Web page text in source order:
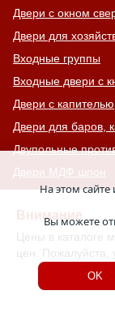
Внимание
Цены в каталоге
цен. Пожалуйста,
Двери с окном
Двери для
Входные группы
Входные двери с
Двери с капителью
Двери для баров,
Двупольные
Двери МДФ шпон
Двери для дачи
Двери с
Противопожарные
Двери на террасу
Глухие
На этом сайте
Вы можете
OK